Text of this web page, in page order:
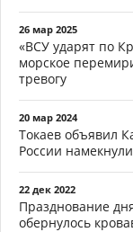
26 мар 2025
«ВСУ ударят по
морское
тревогу
20 мар 2024
Токаев объявил
России
22 дек 2022
Празднование
обернулось